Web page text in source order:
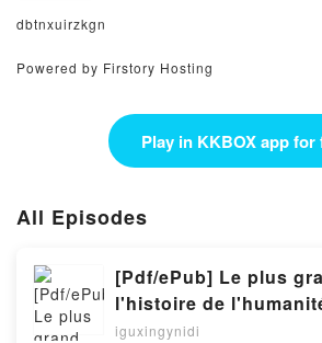
dbtnxuirzkgn
Powered by Firstory Hosting
Play in KKBOX app for
All Episodes
[Pdf/ePub] Le plus
l'histoire de
Barrau
iguxingynidi